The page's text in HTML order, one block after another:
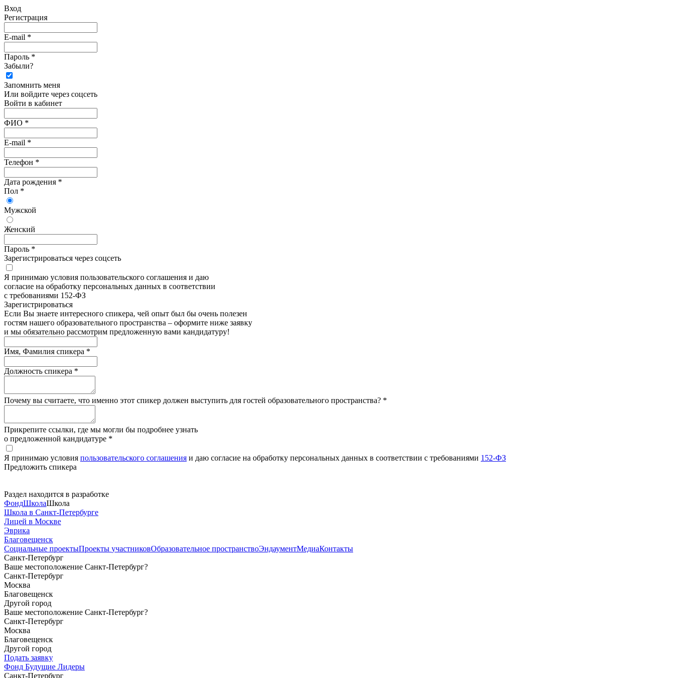
Вход
Регистрация
E-mail *
Пароль *
Забыли?
Запомнить меня
Или войдите через соцсеть
Войти в кабинет
ФИО *
E-mail *
Телефон *
Дата рождения *
Пол *
Мужской
Женский
Пароль *
Зарегистрироваться через соцсеть
Я принимаю условия пользовательского соглашения и даю
согласие на обработку персональных данных в соответствии
с требованиями 152-ФЗ
Зарегистрироватьcя
Если Вы знаете интересного спикера, чей опыт был бы очень полезен
гостям нашего образовательного пространства – оформите ниже заявку
и мы обязательно рассмотрим предложенную вами кандидатуру!
Имя, Фамилия спикера *
Должность спикера *
Почему вы считаете, что именно этот спикер должен выступить для гостей образовательного пространства? *
Прикрепите ссылки, где мы могли бы подробнее узнать
о предложенной кандидатуре *
Я принимаю условия пользовательского соглашения и даю согласие на обработку персональных данных в соответствии с требованиями 152-ФЗ
Предложить спикера
Раздел находится в разработке
ФондШколаШкола
Школа в Санкт-Петербурге
Лицей в Москве
Эврика
Благовещенск
Социальные проектыПроекты участниковОбразовательное пространствоЭндаументМедиаКонтакты
Санкт-Петербург
Ваше местоположение Санкт-Петербург?
Санкт-Петербург
Москва
Благовещенск
Другой город
Ваше местоположение Санкт-Петербург?
Санкт-Петербург
Москва
Благовещенск
Другой город
Подать заявку
Фонд Будущие Лидеры
Санкт-Петербург